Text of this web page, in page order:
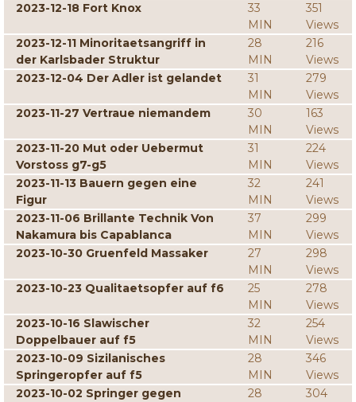
2023-12-18 Fort Knox
33
MIN
351
Views
2023-12-11 Minoritaetsangriff in
der Karlsbader Struktur
28
MIN
216
Views
2023-12-04 Der Adler ist gelandet
31
MIN
279
Views
2023-11-27 Vertraue niemandem
30
MIN
163
Views
2023-11-20 Mut oder Uebermut
Vorstoss g7-g5
31
MIN
224
Views
2023-11-13 Bauern gegen eine
Figur
32
MIN
241
Views
2023-11-06 Brillante Technik Von
Nakamura bis Capablanca
37
MIN
299
Views
2023-10-30 Gruenfeld Massaker
27
MIN
298
Views
2023-10-23 Qualitaetsopfer auf f6
25
MIN
278
Views
2023-10-16 Slawischer
Doppelbauer auf f5
32
MIN
254
Views
2023-10-09 Sizilanisches
Springeropfer auf f5
28
MIN
346
Views
2023-10-02 Springer gegen
28
304